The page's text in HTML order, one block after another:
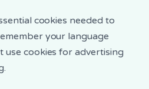
cookies needed to
your language
use cookies for advertising